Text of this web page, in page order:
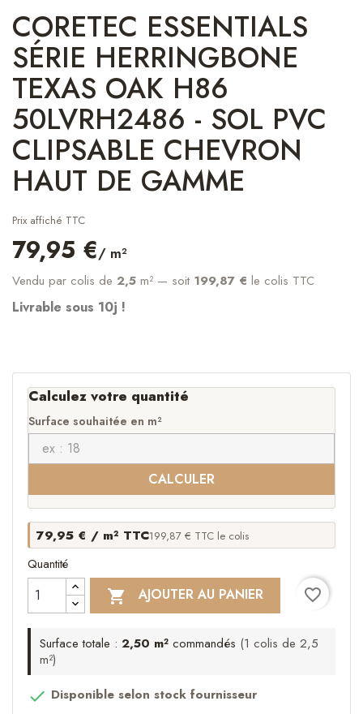
CORETEC ESSENTIALS
SÉRIE HERRINGBONE
TEXAS OAK H86
50LVRH2486 - SOL PVC
CLIPSABLE CHEVRON
HAUT DE GAMME
Prix affiché TTC
79,95 €/ m²
Vendu par colis de 2,5 m² — soit 199,87 € le colis TTC
Livrable sous 10j !
Calculez votre quantité
Surface souhaitée en m²
CALCULER
79,95 € / m² TTC199,87 € TTC le colis
Quantité
 AJOUTER AU PANIER favorite_border
Surface totale : 2,50 m²commandés (1 colis de 2,5
m²)
 Disponible selon stock fournisseur